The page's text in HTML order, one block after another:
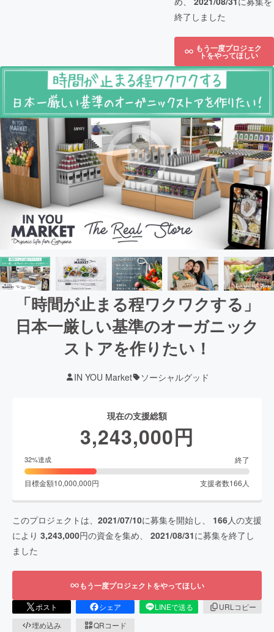
終了しました
もう一度プロジェク
トをやってほしい
「時間が止まる程ワクワクする」
日本一厳しい基準のオーガニック
ストアを作りたい！
IN YOU Market ソーシャルグッド
現在の支援総額
3,243,000円
32%達成 終了
目標金額10,000,000円 支援者数166 人
このプロジェクトは、 2021/07/10に募集を開始し、 166人の支援
により 3,243,000円の資金を集め、 2021/08/31に募集を終了し
ました
もう一度プロジェクトをやってほしい
ポスト シェア LINEで送る
URLコピー
埋め込み
QRコード